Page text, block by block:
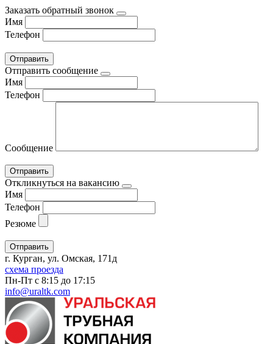
Заказать обратный звонок
Имя
Телефон
Отправить сообщение
Имя
Телефон
Сообщение
Откликнуться на вакансию
Имя
Телефон
Резюме
г. Курган, ул. Омская, 171д
схема проезда
Пн-Пт с 8:15 до 17:15
info@uraltk.com